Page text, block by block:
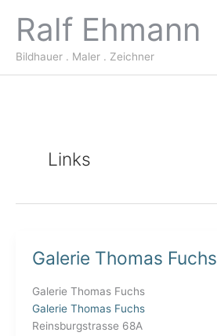
springen
Ralf Ehmann
Bildhauer . Maler . Zeichner
Links
Galerie Thomas Fuchs
Galerie Thomas Fuchs
Galerie Thomas Fuchs
Reinsburgstrasse 68A
Galerie
Fuchs